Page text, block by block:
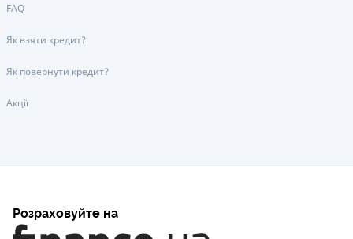
FAQ
Як взяти кредит?
Як повернути кредит?
Акції
Розраховуйте на